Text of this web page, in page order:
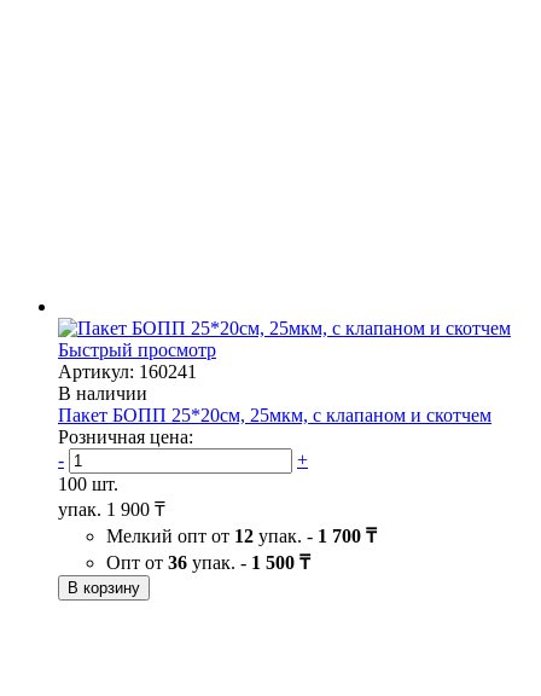
Быстрый просмотр
Артикул: 160241
В наличии
Пакет БОПП 25*20см, 25мкм, с клапаном и скотчем
Розничная цена:
-
+
100 шт.
упак. 1 900 ₸
Мелкий опт от 12 упак. - 1 700 ₸
Опт от 36 упак. - 1 500 ₸
В корзину